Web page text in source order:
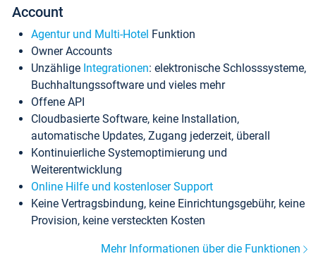
Account
Agentur und Multi-Hotel Funktion
Owner Accounts
Unzählige Integrationen: elektronische Schlosssysteme,
Buchhaltungssoftware und vieles mehr
Offene API
Cloudbasierte Software, keine Installation,
automatische Updates, Zugang jederzeit, überall
Kontinuierliche Systemoptimierung und
Weiterentwicklung
Online Hilfe und kostenloser Support
Keine Vertragsbindung, keine Einrichtungsgebühr, keine
Provision, keine versteckten Kosten
Mehr Informationen über die Funktionen